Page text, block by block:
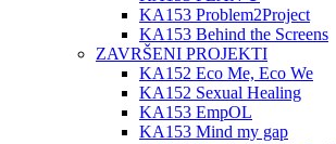
KA153 Problem2Project
KA153 Behind the Screens
ZAVRŠENI PROJEKTI
KA152 Eco Me, Eco We
KA152 Sexual Healing
KA153 EmpOL
KA153 Mind my gap